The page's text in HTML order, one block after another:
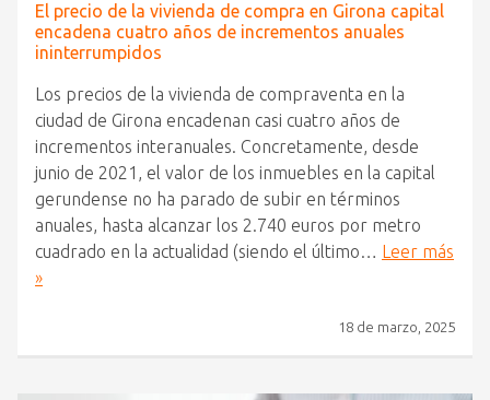
El precio de la vivienda de compra en Girona capital
encadena cuatro años de incrementos anuales
ininterrumpidos
Los precios de la vivienda de compraventa en la
ciudad de Girona encadenan casi cuatro años de
incrementos interanuales. Concretamente, desde
junio de 2021, el valor de los inmuebles en la capital
gerundense no ha parado de subir en términos
anuales, hasta alcanzar los 2.740 euros por metro
cuadrado en la actualidad (siendo el último… Leer más
»
18 de marzo, 2025